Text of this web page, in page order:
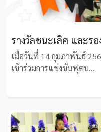
เมื่อวันที่ 14 กุมภาพันธ์
เข้าร่วมการแข่งขันฟุตบ...